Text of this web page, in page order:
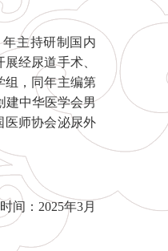
主持研制国内
经尿道手术、
组，同年主编第
建中华医学会男
医师协会泌尿外
间：2025年3月